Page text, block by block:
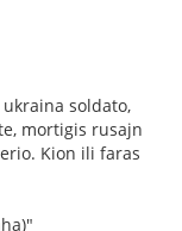
soldato,
mortigis rusajn
Kion ili faras